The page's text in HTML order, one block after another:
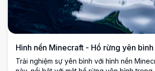
Hình nền Minecraft - Hồ rừng yên bình
Trải nghiệm sự yên bình với hình nền